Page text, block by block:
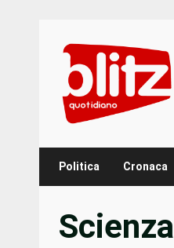
content
Politica Cronaca
Scienza